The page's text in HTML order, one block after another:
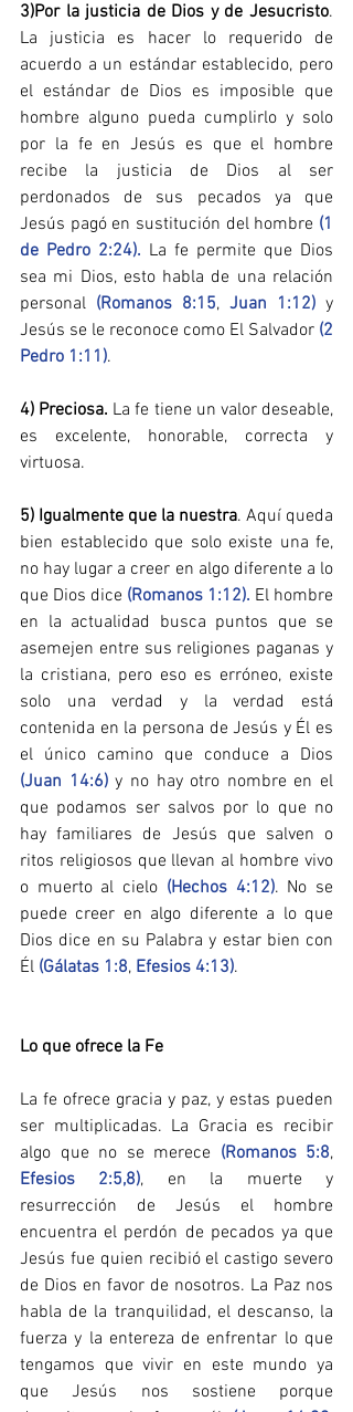
3)Por la justicia de Dios y de Jesucristo​.
La justicia es hacer lo requerido de
acuerdo a un estándar establecido, pero
el estándar de Dios es imposible que
hombre alguno pueda cumplirlo y solo
por la fe en Jesús es que el hombre
recibe la justicia de Dios al ser
perdonados de sus pecados ya que
Jesús pagó en sustitución del hombre (1
de Pedro 2:24). La fe permite que Dios
sea mi Dios, esto habla de una relación
personal (Romanos 8:15, Juan 1:12) y
Jesús se le reconoce como El Salvador (2
Pedro 1:11).
4) Preciosa​. La fe tiene un valor deseable,
es excelente, honorable, correcta y
virtuosa.
5) Igualmente que la nuestra​. Aquí queda
bien establecido que solo existe una fe,
no hay lugar a creer en algo diferente a lo
que Dios dice (Romanos 1:12). El hombre
en la actualidad busca puntos que se
asemejen entre sus religiones paganas y
la cristiana, pero eso es erróneo, existe
solo una verdad y la verdad está
contenida en la persona de Jesús y Él es
(Juan 14:6) y no hay otro nombre en el
que podamos ser salvos por lo que no
hay familiares de Jesús que salven o
ritos religiosos que llevan al hombre vivo
o muerto al cielo (Hechos 4:12). No se
puede creer en algo diferente a lo que
Dios dice en su Palabra y estar bien con
Él (Gálatas 1:8, Efesios 4:13).
Lo que ofrece la Fe
La fe ofrece gracia y paz, y estas pueden
ser multiplicadas. La Gracia es recibir
algo que no se merece (Romanos 5:8
Efesios 2:5,8), en la muerte y
resurrección de Jesús el hombre
encuentra el perdón de pecados ya que
Jesús fue quien recibió el castigo severo
de Dios en favor de nosotros. La Paz nos
habla de la tranquilidad, el descanso, la
fuerza y la entereza de enfrentar lo que
tengamos que vivir en este mundo ya
que Jesús nos sostiene porque